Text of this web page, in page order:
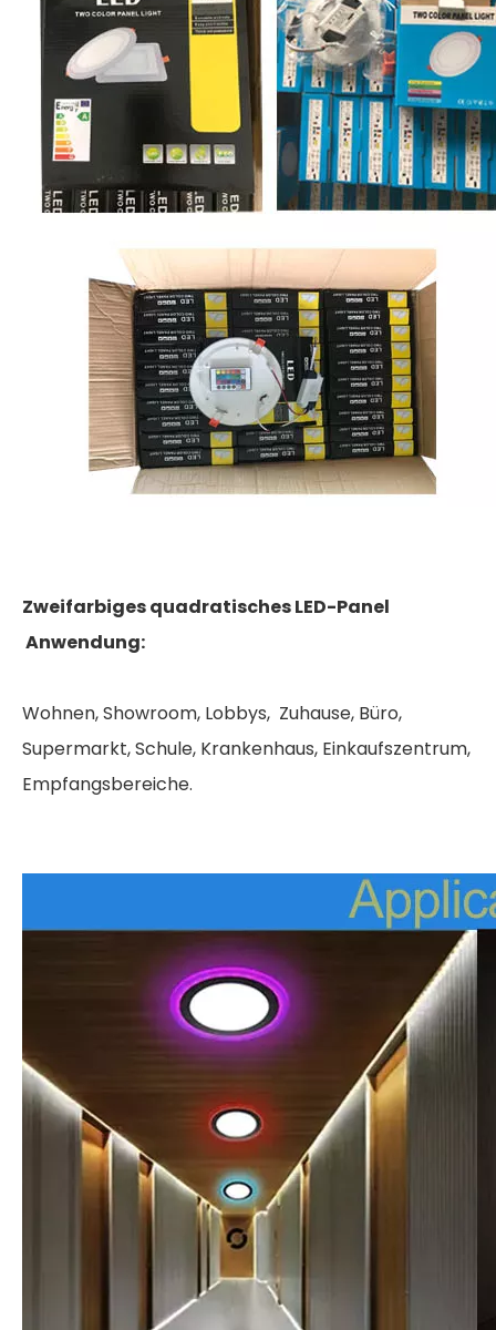
Zweifarbiges quadratisches LED-Panel
Anwendung:
Wohnen, Showroom, Lobbys, Zuhause, Büro,
Supermarkt, Schule, Krankenhaus, Einkaufszentrum,
Empfangsbereiche.